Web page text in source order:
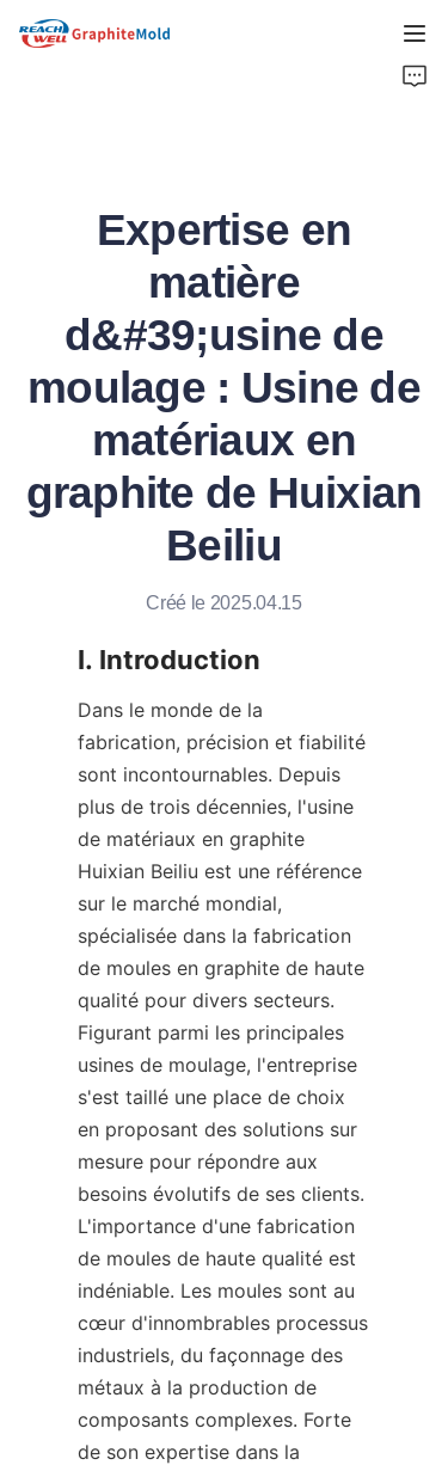
Expertise en
matière
d&#39;usine de
moulage : Usine de
matériaux en
graphite de Huixian
Beiliu
Créé le 2025.04.15
I. Introduction
Dans le monde de la
fabrication, précision et fiabilité
sont incontournables. Depuis
plus de trois décennies, l'usine
de matériaux en graphite
Huixian Beiliu est une référence
sur le marché mondial,
spécialisée dans la fabrication
de moules en graphite de haute
qualité pour divers secteurs.
Figurant parmi les principales
usines de moulage, l'entreprise
s'est taillé une place de choix
en proposant des solutions sur
mesure pour répondre aux
besoins évolutifs de ses clients.
L'importance d'une fabrication
de moules de haute qualité est
indéniable. Les moules sont au
cœur d'innombrables processus
industriels, du façonnage des
métaux à la production de
composants complexes. Forte
de son expertise dans la
PRODUIT
CHOIX CHAUDS
NOUVELLES
SOLUTIONS